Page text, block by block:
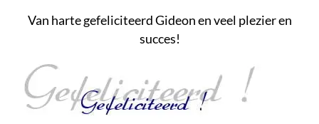
Van harte gefeliciteerd Gideon en veel plezier en
succes!